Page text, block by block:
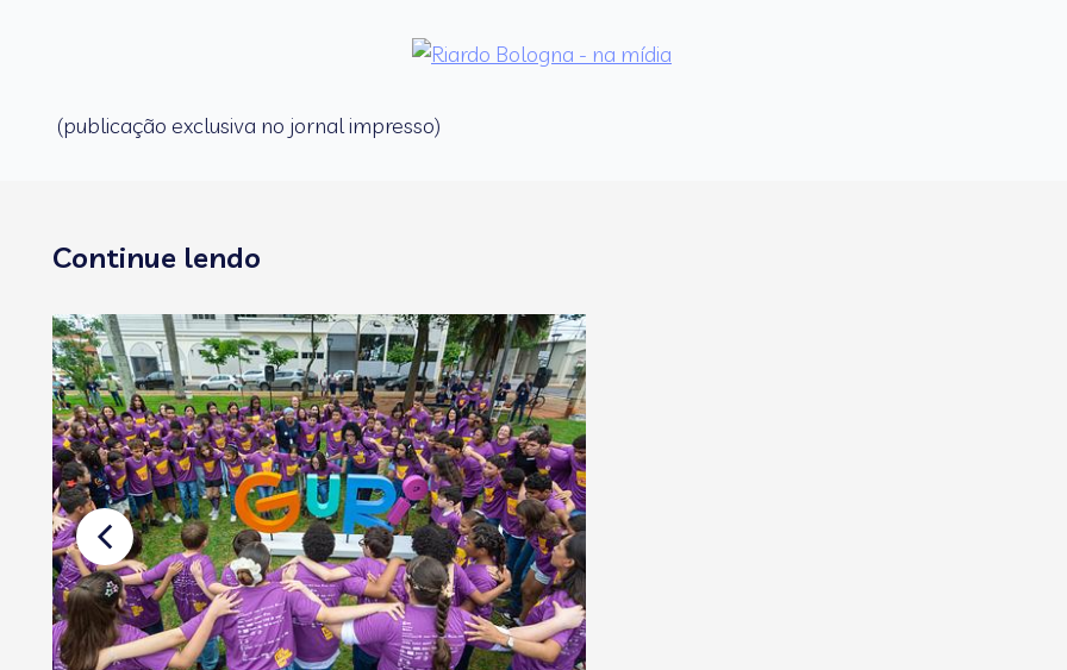
(publicação exclusiva no jornal impresso)
Continue lendo